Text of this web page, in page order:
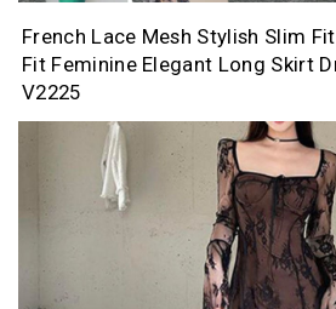
French Lace Mesh Stylish Slim
Fit Feminine Elegant Long
V2225